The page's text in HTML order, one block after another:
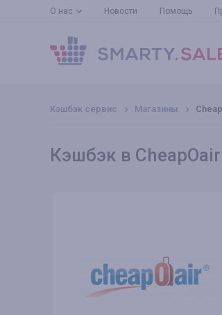
О нас Новости Помощь
Кэшбэк сервис Магазины
Кэшбэк в